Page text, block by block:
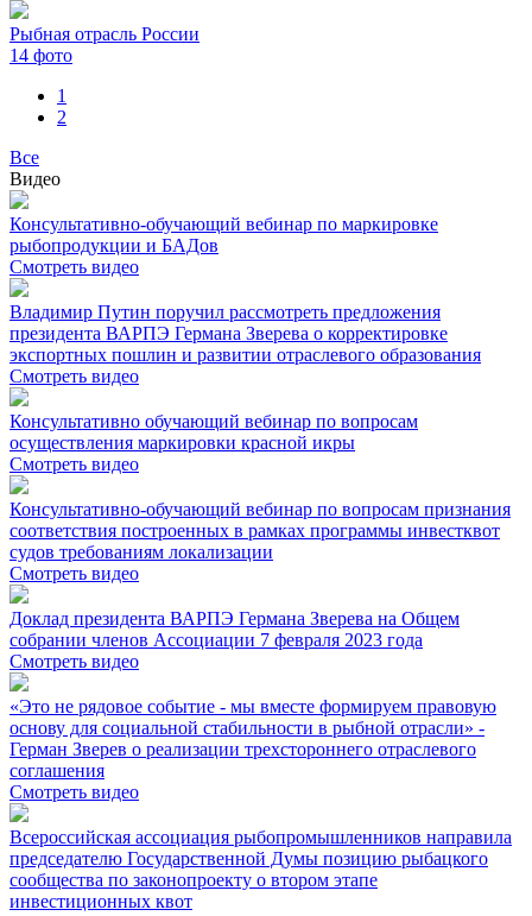
Рыбная отрасль России
14 фото
1
2
Все
Видео
Консультативно-обучающий вебинар по маркировке
рыбопродукции и БАДов
Смотреть видео
Владимир Путин поручил рассмотреть предложения
президента ВАРПЭ Германа Зверева о корректировке
экспортных пошлин и развитии отраслевого образования
Смотреть видео
Консультативно обучающий вебинар по вопросам
осуществления маркировки красной икры
Смотреть видео
Консультативно-обучающий вебинар по вопросам признания
соответствия построенных в рамках программы инвестквот
судов требованиям локализации
Смотреть видео
Доклад президента ВАРПЭ Германа Зверева на Общем
собрании членов Ассоциации 7 февраля 2023 года
Смотреть видео
«Это не рядовое событие - мы вместе формируем правовую
основу для социальной стабильности в рыбной отрасли» -
Герман Зверев о реализации трехстороннего отраслевого
соглашения
Смотреть видео
Всероссийская ассоциация рыбопромышленников направила
председателю Государственной Думы позицию рыбацкого
сообщества по законопроекту о втором этапе
инвестиционных квот